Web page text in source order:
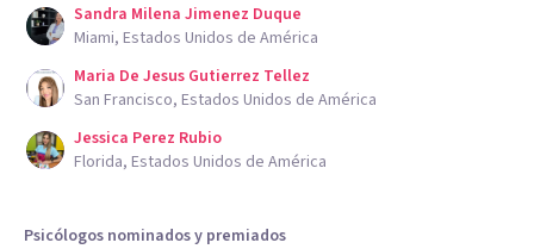
Sandra Milena Jimenez Duque
Miami, Estados Unidos de América
Maria De Jesus Gutierrez Tellez
San Francisco, Estados Unidos de América
Jessica Perez Rubio
Florida, Estados Unidos de América
Psicólogos nominados y premiados